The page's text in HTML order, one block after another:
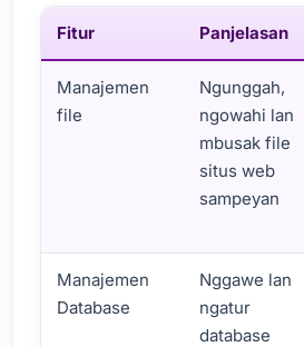
Fitur Panjelasan
Manajemen
file
Ngunggah,
ngowahi lan
mbusak file
situs web
sampeyan
Manajemen
Database
Nggawe lan
ngatur
database